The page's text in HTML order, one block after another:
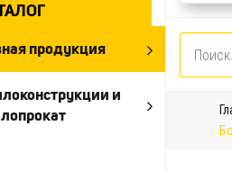
продукция
и